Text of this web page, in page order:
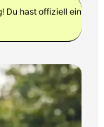
Du hast offiziell ein